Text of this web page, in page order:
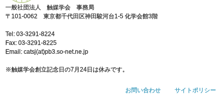
⼀般社団法⼈ 触媒学会 事務局
〒101-0062 東京都千代⽥区神⽥駿河台1-5 化学会館3階
Tel: 03-3291-8224
Fax: 03-3291-8225
Email: catsj(at)pb3.so-net.ne.jp
※触媒学会創⽴記念⽇の7⽉24⽇は休みです。
お問い合わせ サイトポリシー